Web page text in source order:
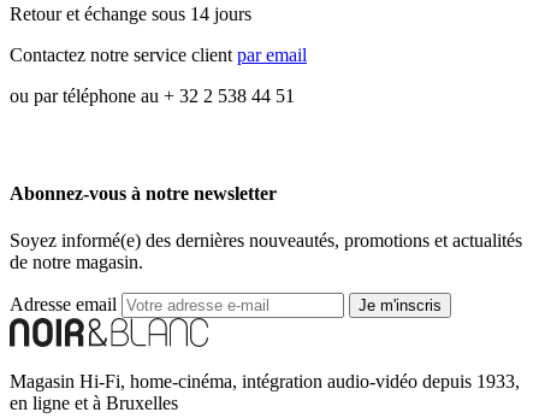
Retour et échange sous 14 jours
Contactez notre service clientpar email
ou par téléphone au + 32 2 538 44 51
Abonnez-vous à notre newsletter
Soyez informé(e) des dernières nouveautés, promotions et actualités
de notre magasin.
Adresse email Je m'inscris
Magasin Hi-Fi, home-cinéma, intégration audio-vidéo depuis 1933,
en ligne et à Bruxelles